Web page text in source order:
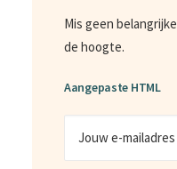
Mis geen
de hoogte.
Aangepaste HTML